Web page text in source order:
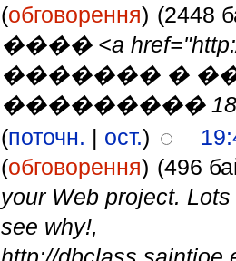
(обговорення) (2448
���� <a
������� �
���������
(поточн. | ост.)
(обговорення) (496
your Web project.
see why!,